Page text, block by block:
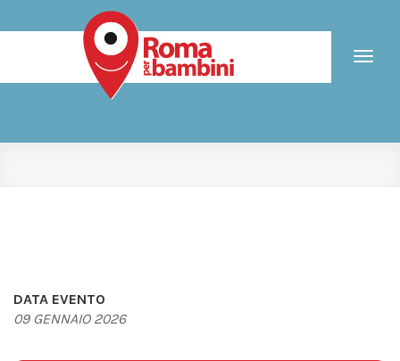
Toggle
DATA EVENTO
09 GENNAIO 2026